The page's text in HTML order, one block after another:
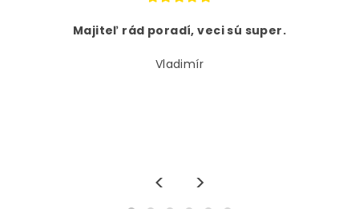
Majiteľ rád poradí, veci sú super.
Vladimír
< >